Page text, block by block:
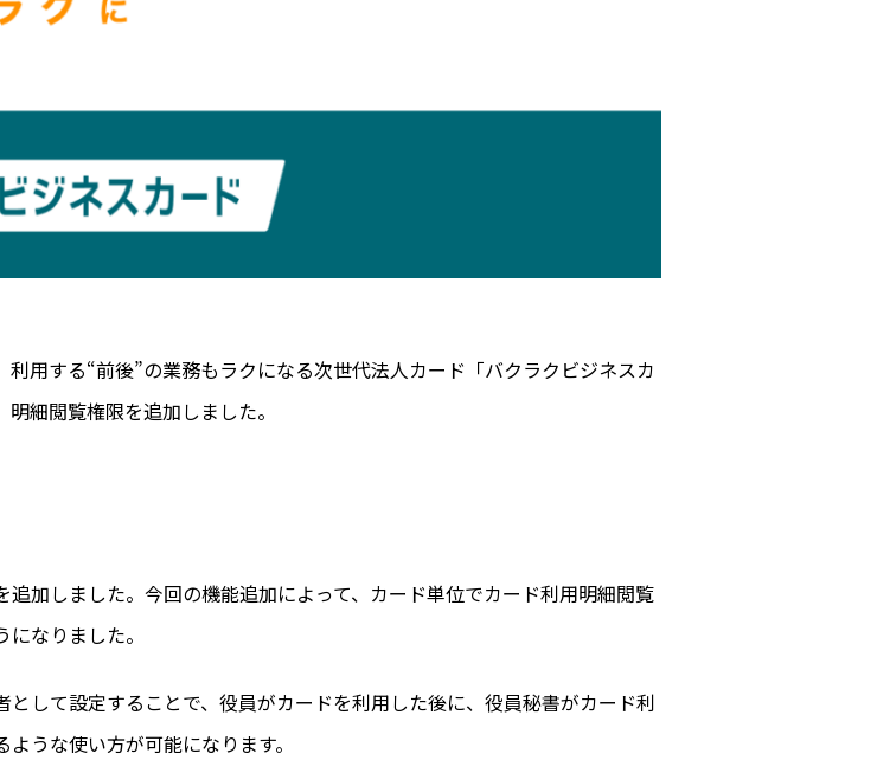
用する“前後”の業務もラクになる次世代法人カード「バクラクビジネスカ
細閲覧権限を追加しました。
加しました。今回の機能追加によって、カード単位でカード利用明細閲覧
なりました。
して設定することで、役員がカードを利用した後に、役員秘書がカード利
うな使い方が可能になります。